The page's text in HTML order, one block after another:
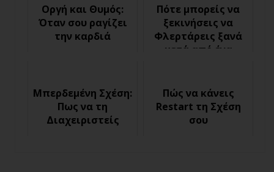
Οργή και Θυμός:
Όταν σου ραγίζει
την καρδιά
Πότε μπορείς να
ξεκινήσεις να
Φλερτάρεις ξανά
μετά από ένα
Μπερδεμένη Σχέση:
Πως να τη
Διαχειριστείς
Πώς να κάνεις
Restart τη Σχέση
σου